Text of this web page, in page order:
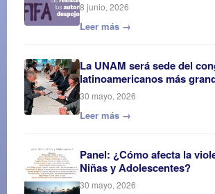
8 junio, 2026
Leer más →
La UNAM será sede del
latinoamericanos más
30 mayo, 2026
Leer más →
Panel: ¿Cómo afecta la
Niñas y Adolescentes?
30 mayo, 2026